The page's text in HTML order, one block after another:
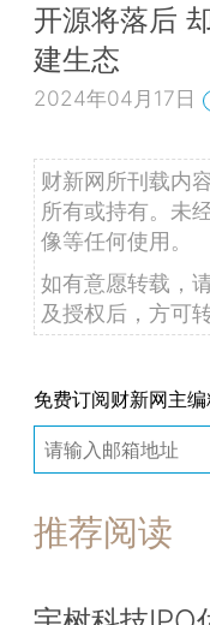
开源将落后
建生态
2024年04月17日
财新网所刊载内
所有或持有。未
像等任何使用。
如有意愿转载，
及授权后，方可转
免费订阅财新网主
推荐阅读